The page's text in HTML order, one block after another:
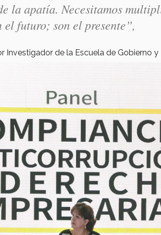
la apatía. Necesitamos
el futuro; son el presente”,
Investigador de la Escuela de Gobierno